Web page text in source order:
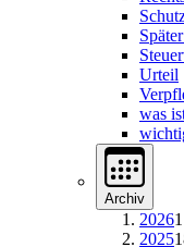
Urteil
was
Archiv
20261
2025